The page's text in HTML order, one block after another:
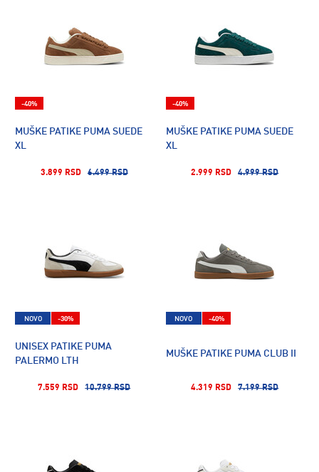
MUŠKE PATIKE PUMA SUEDE
XL
3.899 RSD 6.499 RSD
-40%
MUŠKE PATIKE PUMA SUEDE
XL
2.999 RSD 4.999 RSD
-40%
UNISEX PATIKE PUMA
PALERMO LTH
7.559 RSD 10.799 RSD
NOVO -30%
MUŠKE PATIKE PUMA CLUB II
4.319 RSD 7.199 RSD
NOVO -40%